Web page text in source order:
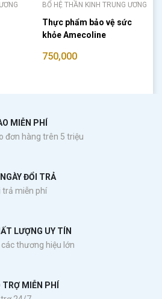
BỔ HỆ THẦN KINH TRUNG ƯƠNG
Thực phẩm bảo vệ sức
khỏe Amecoline
750,000
MIỄN PHÍ
đơn hàng trên 5 triệu
ĐỔI TRẢ
trả miễn phí
LƯỢNG UY TÍN
thương hiệu lớn
TRỢ MIỄN PHÍ